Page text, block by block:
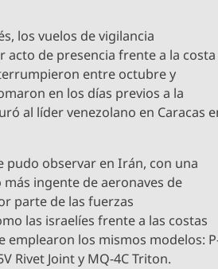
los vuelos de vigilancia
acto de presencia frente a la costa
entre octubre y
en los días previos a la
al líder venezolano en Caracas
pudo observar en Irán, con una
ingente de aeronaves de
parte de las fuerzas
las israelíes frente a las costas
emplearon los mismos modelos:
Rivet Joint y MQ-4C Triton.